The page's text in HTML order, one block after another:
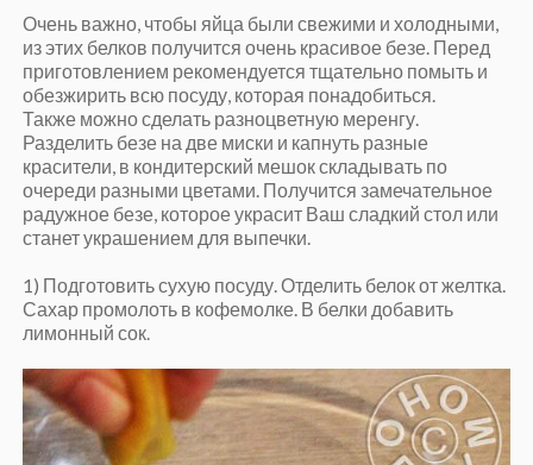
Очень важно, чтобы яйца были свежими и холодными,
из этих белков получится очень красивое безе. Перед
приготовлением рекомендуется тщательно помыть и
обезжирить всю посуду, которая понадобиться.
Также можно сделать разноцветную меренгу.
Разделить безе на две миски и капнуть разные
красители, в кондитерский мешок складывать по
очереди разными цветами. Получится замечательное
радужное безе, которое украсит Ваш сладкий стол или
станет украшением для выпечки.
1) Подготовить сухую посуду. Отделить белок от желтка.
Сахар промолоть в кофемолке. В белки добавить
лимонный сок.